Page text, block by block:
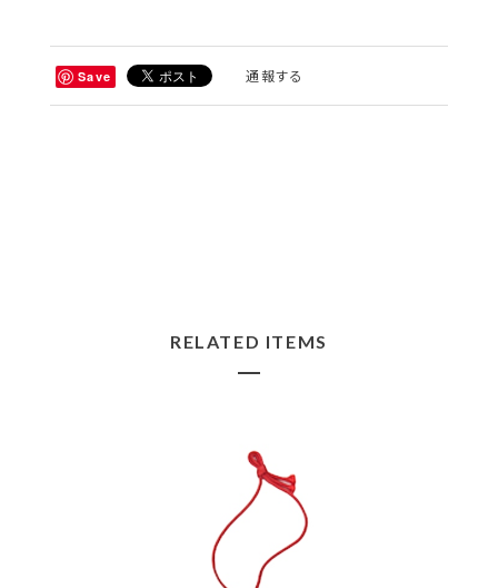
Save 通報する
RELATED ITEMS